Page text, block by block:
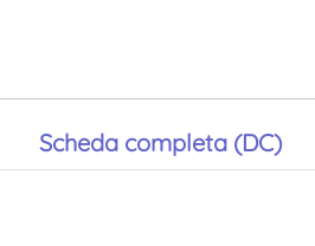
Scheda completa (DC)